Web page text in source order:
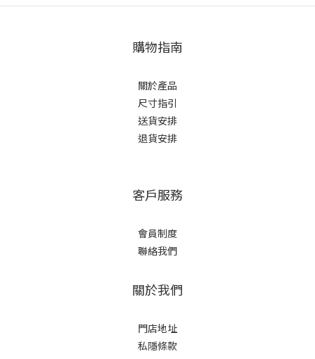
購物指南
關於產品
尺寸指引
送貨安排
退貨安排
客戶服務
會員制度
聯絡我們
關於我們
門店地址
私隱條款